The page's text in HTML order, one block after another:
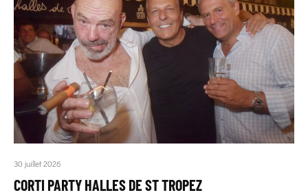
30 juillet 2026
CORTI PARTY HALLES DE ST TROPEZ